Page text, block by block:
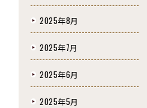
2025年8月
2025年7月
2025年6月
2025年5月